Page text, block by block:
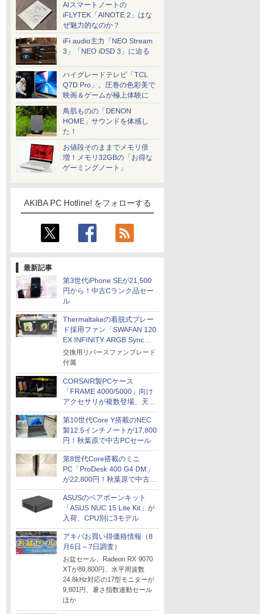
AIスマートノートの
iFLYTEK「AINOTE 2」はな
ぜ魅力的なのか？
iFi audio主力「NEO Stream
3」「NEO iDSD 3」に迫る
ハイグレードテレビ「TCL
Q7D Pro」。圧巻の色彩美で
映画＆ゲームが極上体験に
鳥肌ものの「DENON
HOME」サウンドを体感し
た！
お値段そのままでメモリ倍
増！メモリ32GBの「お得な
ゲーミングノート」
AKIBA PC Hotline! をフォローする
最新記事
第3世代iPhone SEが21,500
円から！中古Cランク品セー
ル
Thermaltakeの着脱式ブレー
ド採用ファン「SWAFAN 120
EX INFINITY ARGB Sync」
に単品パッケージ
交換用リバースファンブレード
付属
CORSAIR製PCケース
「FRAME 4000/5000」向け
アクセサリが複数登場、天然
木製パネルや背面コネクタ対
応トレイなど
第10世代Core Y搭載のNEC
製12.5インチノートが17,800
円！秋葉原で中古PCセール
第8世代Core搭載のミニ
PC「ProDesk 400 G4 DM」
が22,800円！秋葉原で中古
PCセール
ASUSのベアボーンキット
「ASUS NUC 15 Lite Kit」が
入荷、CPU別に3モデル
アキバお買い得価格情報（8
月6日～7日調査）
お盆セール、Radeon RX 9070
XTが89,800円、水平周波数
24.8kHz対応の17型モニターが
9,801円、暑さ指数連動セール
ほか